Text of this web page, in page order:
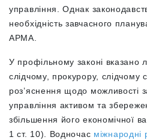
управління. Однак
необхідність завчасного
АРМА.
У профільному законі вказано
слідчому, прокурору, слідчому
роз’яснення щодо можливості
управління активом та
збільшення його економічної
1 ст. 10). Водночас міжнародні